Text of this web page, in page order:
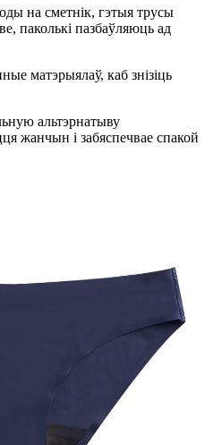
на сметнік, гэтыя трусы
паколькі пазбаўляюць ад
матэрыялаў, каб знізіць
альтэрнатыву
жанчын і забяспечвае спакой